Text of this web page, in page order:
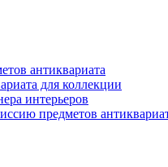
антиквариата
для коллекции
интерьеров
предметов